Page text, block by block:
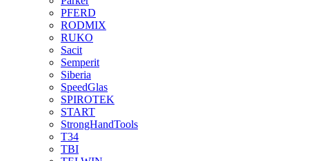
PFERD
RODMIX
RUKO
Sacit
Semperit
Siberia
SpeedGlas
SPIROTEK
START
StrongHandTools
T34
TBI